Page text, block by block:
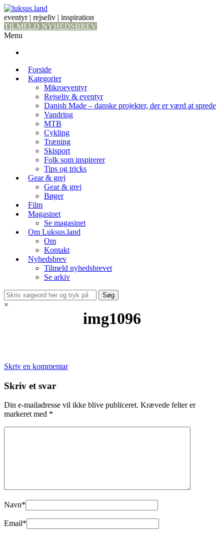
eventyr | rejseliv | inspiration
TILMELD NYHEDSBREV
Menu
Forside
Kategorier
Mikroeventyr
Rejseliv & eventyr
Danish Made – danske projekter, der er værd at sprede
Vandring
MTB
Cykling
Træning
Skisport
Folk som inspirerer
Tips og tricks
Gear & grej
Gear & grej
Bøger
Film
Magasinet
Se magasinet
Om Luksus.land
Om
Kontakt
Nyhedsbrev
Tilmeld nyhedsbrevet
Se arkiv
×
img1096
Skriv en kommentar
Skriv et svar
Din e-mailadresse vil ikke blive publiceret. Krævede felter er
markeret med *
Navn*
Email*